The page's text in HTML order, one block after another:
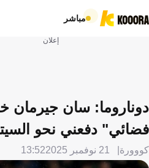
مباشر
إعلان
دوناروما: سان جيرمان
فضائي" دفعني نحو
كووورة 21 نوفمبر 2025 13:52